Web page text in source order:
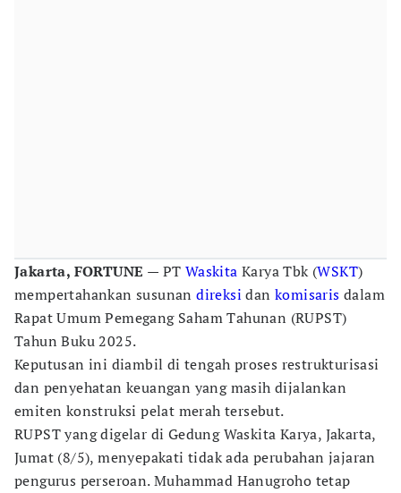
Jakarta, FORTUNE — PT Waskita Karya Tbk (WSKT)
mempertahankan susunandireksi dankomisaris dalam
Rapat Umum Pemegang Saham Tahunan (RUPST)
Tahun Buku 2025.
Keputusan ini diambil di tengah proses restrukturisasi
dan penyehatan keuangan yang masih dijalankan
emiten konstruksi pelat merah tersebut.
RUPST yang digelar di Gedung Waskita Karya, Jakarta,
Jumat (8/5), menyepakati tidak ada perubahan jajaran
pengurus perseroan. Muhammad Hanugroho tetap